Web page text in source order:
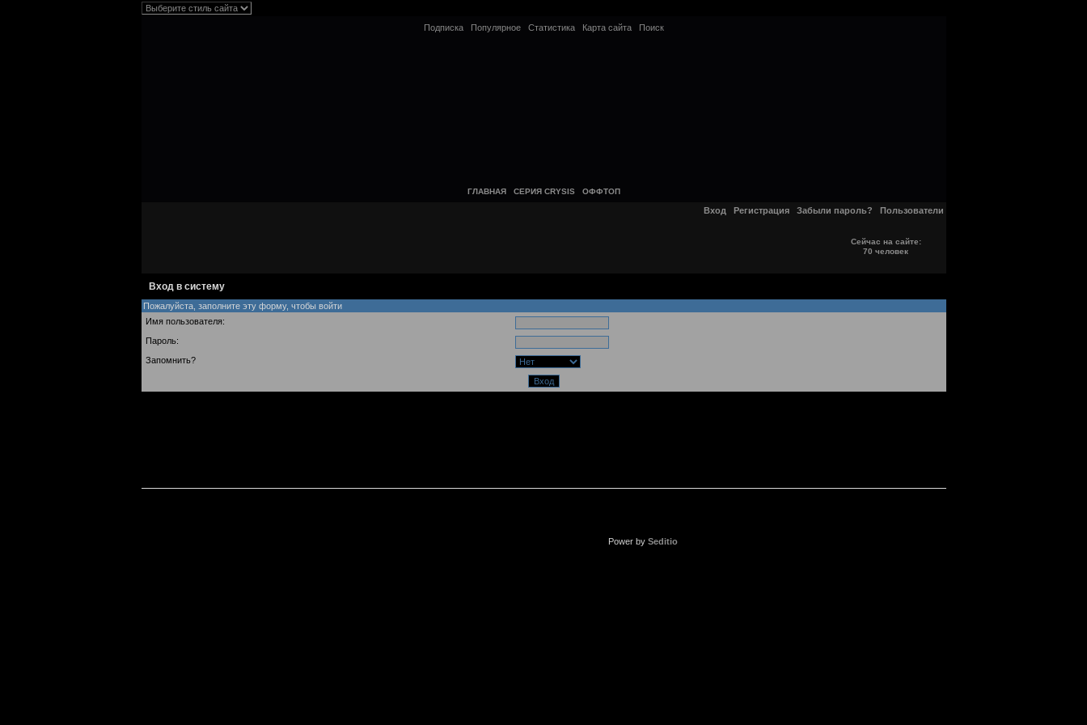
Подписка Популярное Статистика Карта сайта Поиск
ГЛАВНАЯ СЕРИЯ CRYSIS ОФФТОП
Вход Регистрация Забыли пароль? Пользователи
Сейчас на сайте:
70 человек
Вход в систему
Пожалуйста, заполните эту форму, чтобы войти
Имя пользователя:
Пароль:
Запомнить?
Power by Seditio